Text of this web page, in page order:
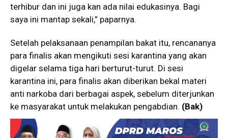
terhibur dan ini juga kan ada nilai edukasinya. Bagi
saya ini mantap sekali,” paparnya.
Setelah pelaksanaan penampilan bakat itu, rencananya
para finalis akan mengikuti sesi karantina yang akan
digelar selama tiga hari berturut-turut. Di sesi
karantina ini, para finalis akan diberikan bekal materi
anti narkoba dari berbagai aspek, sebelum diterjunkan
ke masyarakat untuk melakukan pengabdian. (Bak)